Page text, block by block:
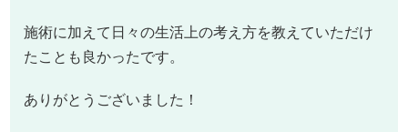
施術に加えて日々の生活上の考え方を教えていただけ
たことも良かったです。
ありがとうございました！